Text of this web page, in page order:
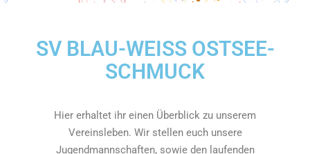
SV BLAU-WEISS OSTSEE-S
CHMUCK
Hier erhaltet ihr einen Überblick zu unserem
Vereinsleben. Wir stellen euch unsere
Jugendmannschaften, sowie den laufenden